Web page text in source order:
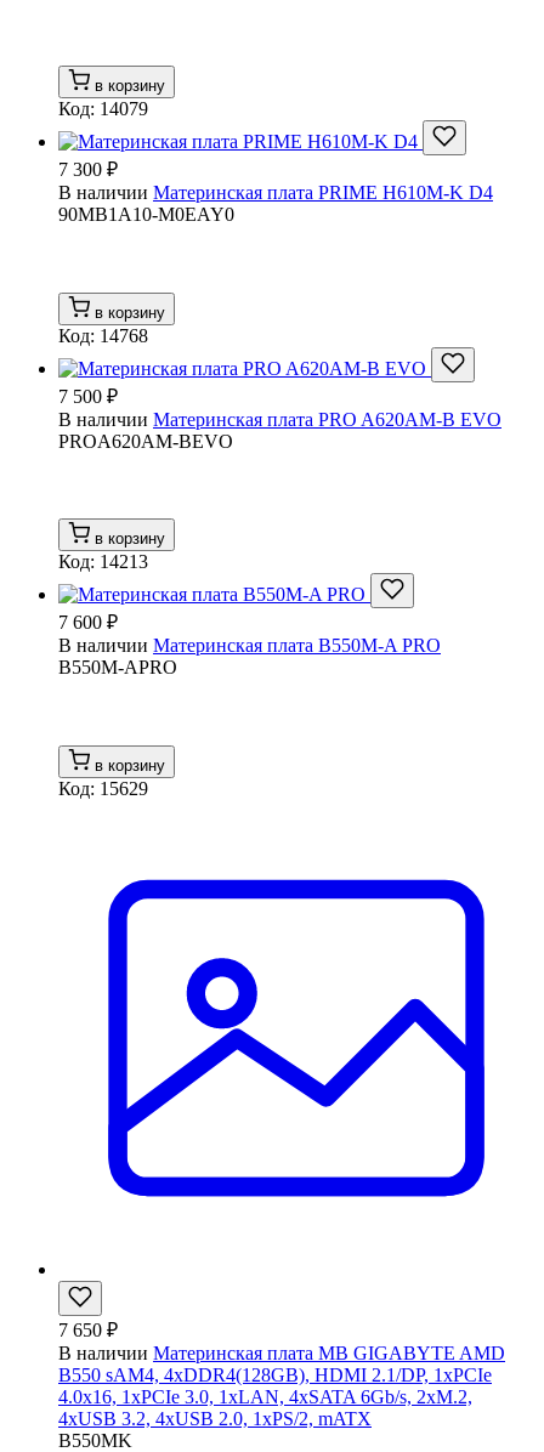
в корзину
Код: 14079
7 300 ₽
В наличии Материнская плата PRIME H610M-K D4
90MB1A10-M0EAY0
в корзину
Код: 14768
7 500 ₽
В наличии Материнская плата PRO A620AM-B EVO
PROA620AM-BEVO
в корзину
Код: 14213
7 600 ₽
В наличии Материнская плата B550M-A PRO
B550M-APRO
в корзину
Код: 15629
7 650 ₽
В наличии Материнская плата MB GIGABYTE AMD
B550 sAM4, 4xDDR4(128GB), HDMI 2.1/DP, 1xPCIe
4.0x16, 1xPCIe 3.0, 1xLAN, 4xSATA 6Gb/s, 2xM.2,
4xUSB 3.2, 4xUSB 2.0, 1xPS/2, mATX
B550MK